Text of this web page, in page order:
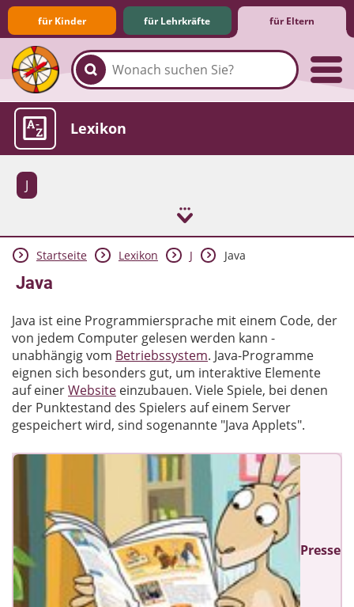
für Kinder für Lehrkräfte für Eltern
Familie & Medien
Spieletipps & Lernsoftware
Die Jüngsten im Netz
Lexikon
J
Aktuelles
Startseite Lexikon J Java
Java
Java ist eine Programmiersprache mit einem Code, der
von jedem Computer gelesen werden kann -
unabhängig vom Betriebssystem. Java-Programme
eignen sich besonders gut, um interaktive Elemente
auf einerWebsite einzubauen. Viele Spiele, bei denen
der Punktestand des Spielers auf einem Server
gespeichert wird, sind sogenannte "Java Applets".
Presse